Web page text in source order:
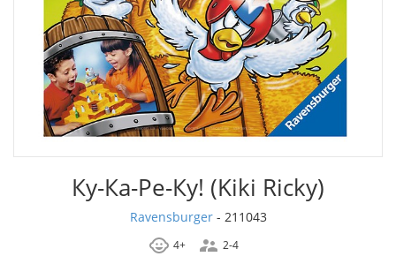
Ку-Ка-Ре-Ку! (Kiki Ricky)
Ravensburger - 211043
4+ 2-4